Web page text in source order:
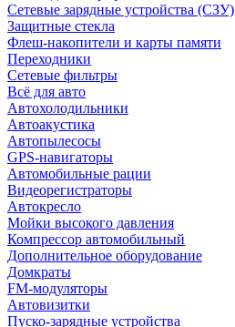
Сетевые зарядные устройства (СЗУ)
Защитные стекла
Флеш-накопители и карты памяти
Переходники
Сетевые фильтры
Всё для авто
Автохолодильники
Автоакустика
Автопылесосы
GPS-навигаторы
Автомобильные рации
Видеорегистраторы
Автокресло
Мойки высокого давления
Компрессор автомобильный
Дополнительное оборудование
Домкраты
FM-модуляторы
Автовизитки
Пуско-зарядные устройства